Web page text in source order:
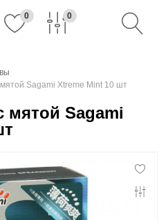
0 0
и оплата
Sagami Xtreme Mint 10 шт
мятой Sagami